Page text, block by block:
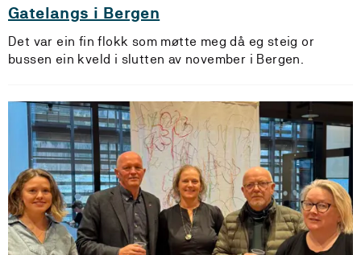
Gatelangs i Bergen
Det var ein fin flokk som møtte meg då eg steig or
bussen ein kveld i slutten av november i Bergen.